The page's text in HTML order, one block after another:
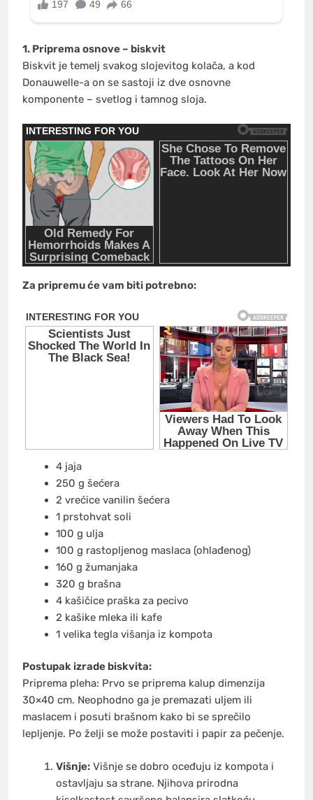
1. Priprema osnove – biskvit
Biskvit je temelj svakog slojevitog kolača, a kod
Donauwelle-a on se sastoji iz dve osnovne
komponente – svetlog i tamnog sloja.
Za pripremu će vam biti potrebno:
4 jaja
250 g šećera
2 vrećice vanilin šećera
1 prstohvat soli
100 g ulja
100 g rastopljenog maslaca (ohlađenog)
160 g žumanjaka
320 g brašna
4 kašičice praška za pecivo
2 kašike mleka ili kafe
1 velika tegla višanja iz kompota
Postupak izrade biskvita:
Priprema pleha: Prvo se priprema kalup dimenzija
30×40 cm. Neophodno ga je premazati uljem ili
maslacem i posuti brašnom kako bi se sprečilo
lepljenje. Po želji se može postaviti i papir za pečenje.
Višnje:Višnje se dobro oceđuju iz kompota i
ostavljaju sa strane. Njihova prirodna